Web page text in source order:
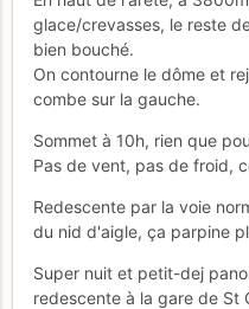
glace/crevasses, le reste
bien bouché.
On contourne le dôme et
combe sur la gauche.
Sommet à 10h, rien que
Pas de vent, pas de froid,
Redescente par la voie
du nid d'aigle, ça parpine
Super nuit et petit-dej
redescente à la gare de St